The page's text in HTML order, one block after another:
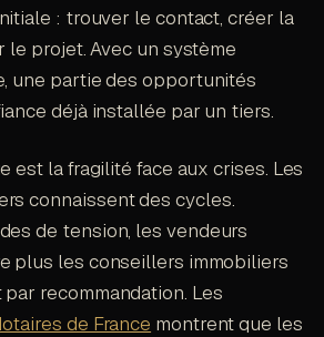
: trouver le contact, créer la
le projet. Avec un système
une partie des opportunités
déjà installée par un tiers.
est la fragilité face aux crises. Les
connaissent des cycles.
de tension, les vendeurs
plus les conseillers immobiliers
recommandation. Les
de France montrent que les